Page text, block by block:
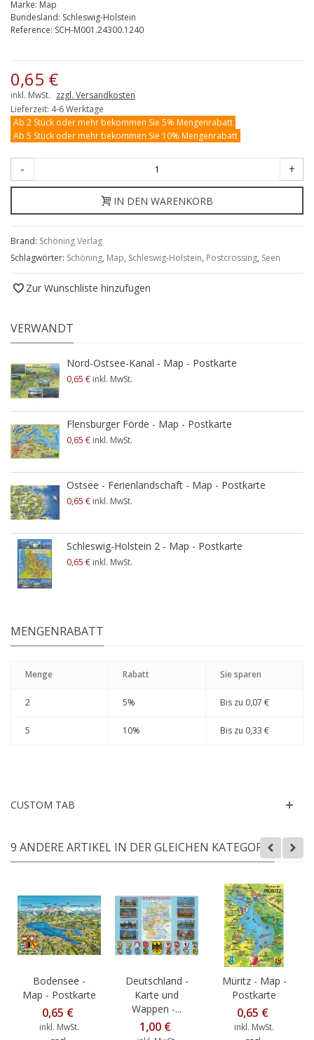
Marke: Map
Bundesland: Schleswig-Holstein
Reference: SCH-M001.24300.1240
0,65 €
inkl. MwSt. zzgl. Versandkosten
Lieferzeit: 4-6 Werktage
Ab 2 Stück oder mehr bekommen Sie 5% Mengenrabatt
Ab 5 Stück oder mehr bekommen Sie 10% Mengenrabatt
- +
IN DEN WARENKORB
Brand: Schöning Verlag
Schlagwörter: Schöning, Map, Schleswig-Holstein, Postcrossing, Seen
Zur Wunschliste hinzufügen
VERWANDT
Nord-Ostsee-Kanal - Map - Postkarte
0,65 € inkl. MwSt.
Flensburger Förde - Map - Postkarte
0,65 € inkl. MwSt.
Ostsee - Ferienlandschaft - Map - Postkarte
0,65 € inkl. MwSt.
Schleswig-Holstein 2 - Map - Postkarte
0,65 € inkl. MwSt.
MENGENRABATT
Menge Rabatt Sie sparen
2 5% Bis zu 0,07 €
5 10% Bis zu 0,33 €
CUSTOM TAB
9 ANDERE ARTIKEL IN DER GLEICHEN KATEGORIE:
Bodensee -
Map - Postkarte
0,65 €
inkl. MwSt.
Deutschland -
Karte und
Wappen -...
1,00 €
Müritz - Map -
Postkarte
0,65 €
inkl. MwSt.